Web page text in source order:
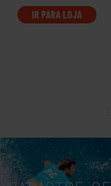
IR PARA LOJA